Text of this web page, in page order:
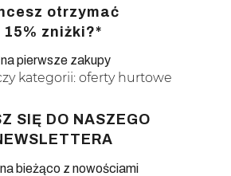
otrzymać
15% zniżki?*
pierwsze zakupy
kategorii: oferty hurtowe
SIĘ DO NASZEGO
bieżąco z nowościami